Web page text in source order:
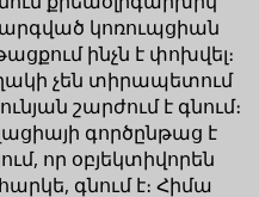
կոռուպցիան
ինչն է փոխվել։
չեն տիրապետում
շարժում է գնում։
գործընթաց է
որ օբյեկտիվորեն
գնում է։ Հիմա